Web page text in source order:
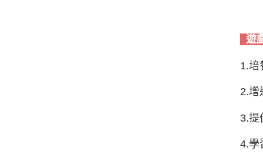
遊
1.培
2.增
3.提
4.學